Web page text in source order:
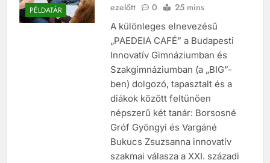
PÉLDATÁR
ezelőtt
0 25 mins
A különleges elnevezésű
„PAEDEIA CAFÉ” a Budapesti
Innovatív Gimnáziumban és
Szakgimnáziumban (a „BIG”-
ben) dolgozó, tapasztalt és a
diákok között feltűnően
népszerű két tanár: Borsosné
Gróf Gyöngyi és Vargáné
Bukucs Zsuzsanna innovatív
szakmai válasza a XXI. századi